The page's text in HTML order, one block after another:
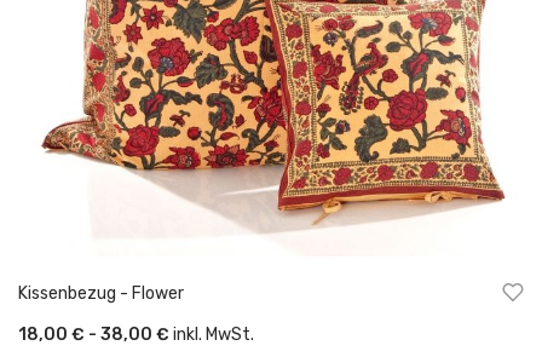
Kissenbezug - Flower
18,00 € - 38,00 € inkl. MwSt.